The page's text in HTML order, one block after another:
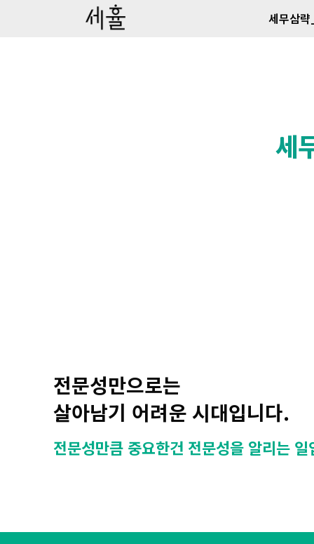
세무삼
세
전문성만으로는
살아남기 어려운 시대입니다.
전문성만큼 중요한건 전문성을 알리는